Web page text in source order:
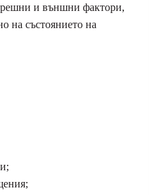
и външни фактори,
на състоянието на